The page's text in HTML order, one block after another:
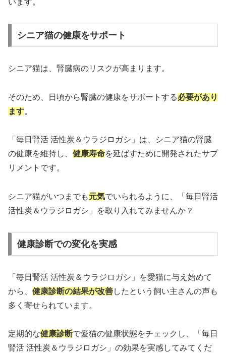
います。
シニア猫の健康をサポート
シニア猫は、腎臓病のリスクが高まります。
そのため、日頃から腎臓の健康をサポートする必要があり
ます。
「毎日腎活 活性炭＆ウラジロガシ」は、シニア猫の腎臓
の健康を維持し、 健康寿命を延ばすために開発されたサプ
リメントです。
シニア猫がいつまでも元気でいられるように、「毎日腎活
活性炭＆ウラジロガシ」を取り入れてみませんか？
健康診断での変化を実感
「毎日腎活 活性炭＆ウラジロガシ」を愛猫に与え始めて
から、 健康診断の結果が改善したという飼い主さんの声も
多く寄せられています。
定期的な健康診断で愛猫の健康状態をチェックし、「毎日
腎活 活性炭＆ウラジロガシ」の効果を実感してみてくだ